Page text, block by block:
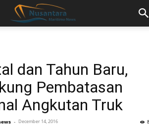
dan Tahun Baru,
Pembatasan
Angkutan Truk
- December 14, 2016